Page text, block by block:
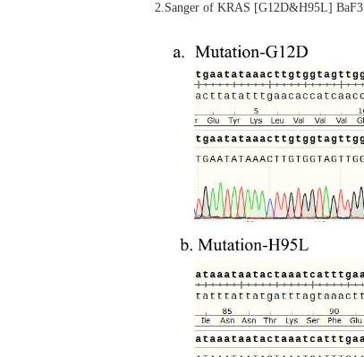
2.Sanger of KRAS [G12D&H95L] BaF3